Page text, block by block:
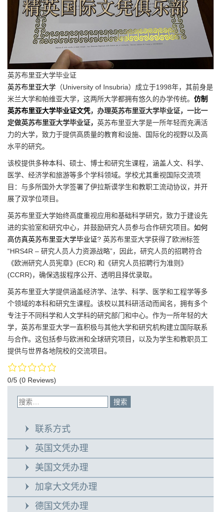
英苏布里亚大学毕业证
英苏布里亚大学 （University of Insubria）成立于1998年，其前身是
米兰大学和帕维亚大学，这两所大学都拥有悠久的办学传统。 仿制
英苏布里亚大学毕业证文凭，办理英苏布里亚大学毕业证，一比一
定做英苏布里亚大学毕业证， 英苏布里亚大学是一所年轻而充满活
力的大学，致力于提供高质量的教育和设施、国际化的视野以及高
水平的研究。
该校提供多种本科、硕士、博士和研究生课程，涵盖人文、科学、
医学、经济学和旅游等多个学科领域。学校尤其重视国际交流项
目：与多所国外大学签署了伊拉斯谟学生和教职工流动协议，并开
展了双学位项目。
英苏布里亚大学始终高度重视应用和基础科学研究，致力于建设先
进的实验室和研究中心，并鼓励研究人员参与合作研究项目。 如何
高仿真英苏布里亚大学毕业证? 英苏布里亚大学获得了欧洲标签
“HRS4R – 研究人员人力资源战略”，因此，研究人员的招聘符合
《欧洲研究人员宪章》(ECR) 和《研究人员招聘行为准则》
(CCRR)，确保选拔程序公开、透明且择优录取。
英苏布里亚大学提供涵盖经济学、法学、科学、医学和工程学等多
个领域的本科和研究生课程。该校以其科研活动而闻名，拥有多个
专注于不同科学和人文学科的研究部门和中心。作为一所年轻的大
学，英苏布里亚大学一直积极与其他大学和研究机构建立国际联系
与合作。这包括参与欧洲和全球研究项目，以及为学生和教职员工
提供与世界各地院校的交流项目。
0/5 (0 Reviews)
联系方式
英国文凭办理
美国文凭办理
加拿大文凭办理
德国文凭办理